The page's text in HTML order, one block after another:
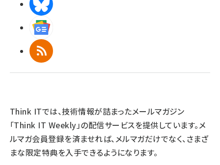
RSS
Think ITでは、技術情報が詰まったメールマガジン
「Think IT Weekly」の配信サービスを提供しています。メ
ルマガ会員登録を済ませれば、メルマガだけでなく、さまざ
まな限定特典を入手できるようになります。